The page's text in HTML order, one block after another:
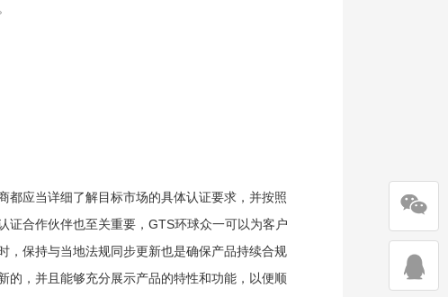
都应当详细了解目标市场的具体认证要求，并按照
证合作伙伴也至关重要，GTS环球众一可以为客户
，保持与当地法规同步更新也是确保产品持续合规
的，并且能够充分展示产品的特性和功能，以便顺